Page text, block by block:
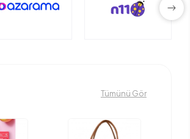
Tümünü Gör